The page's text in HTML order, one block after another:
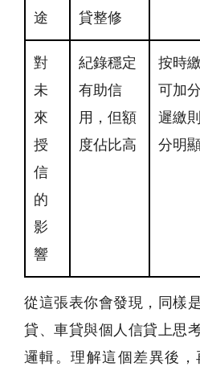
途
貸整修
對
未
來
授
信
的
影
響
紀錄穩定
有助信
用，但額
度佔比高
按時
可加
遲繳
分明
從這張表你會發現，同樣
貸、車貸與個人信貸上思
邏輯。理解這個差異後，